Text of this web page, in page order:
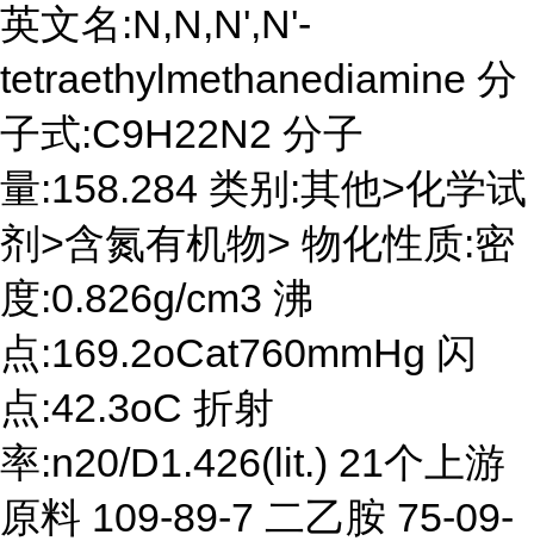
英文名:N,N,N',N'-
tetraethylmethanediamine 分
子式:C9H22N2 分子
量:158.284 类别:其他>化学试
剂>含氮有机物> 物化性质:密
度:0.826g/cm3 沸
点:169.2oCat760mmHg 闪
点:42.3oC 折射
率:n20/D1.426(lit.) 21个上游
原料 109-89-7 二乙胺 75-09-